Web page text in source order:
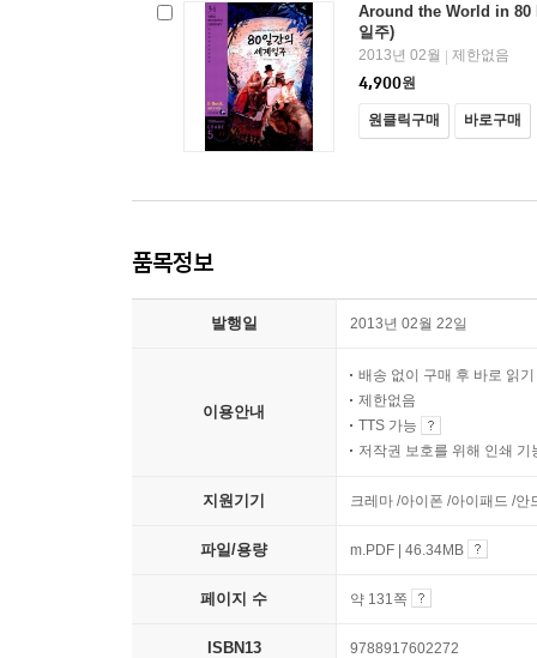
Around the World in 80
일주)
2013년 02월 | 제한없음
4,900원
원클릭구매 바로구매
품목정보
발행일 2013년 02월 22일
이용안내
배송 없이 구매 후 바로 읽기
제한없음
TTS 가능
저작권 보호를 위해 인쇄 기
지원기기 크레마 /아이폰 /아이패드 /
파일/용량 m.PDF | 46.34MB
페이지 수 약 131쪽
ISBN13 9788917602272